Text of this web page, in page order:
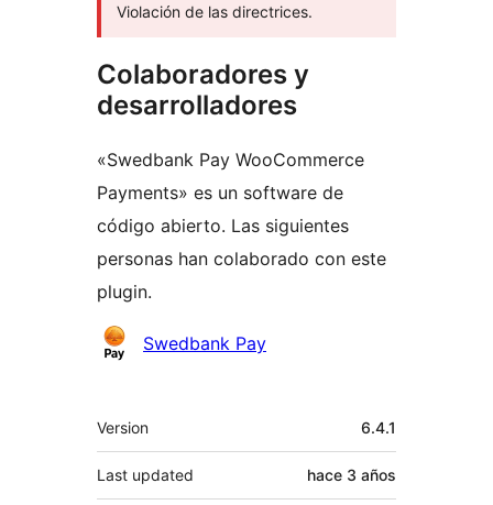
Violación de las directrices.
Colaboradores y
desarrolladores
«Swedbank Pay WooCommerce
Payments» es un software de
código abierto. Las siguientes
personas han colaborado con este
plugin.
Colaboradores
Swedbank Pay
Meta
Version 6.4.1
Last updated hace 3 años